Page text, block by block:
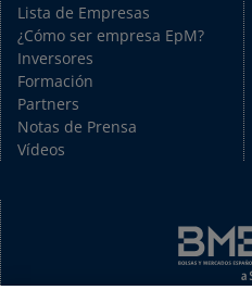
Lista de Empresas
¿Cómo ser empresa EpM?
Inversores
Formación
Partners
Notas de Prensa
Vídeos